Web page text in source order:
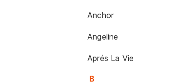
Anchor
Angeline
Aprés La Vie
B